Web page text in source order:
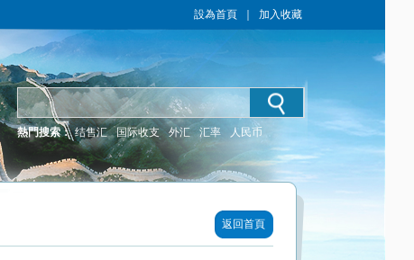
設為首頁 加入收藏
熱門搜索： 结售汇 国际收支 外汇 汇率 人民币
返回首頁